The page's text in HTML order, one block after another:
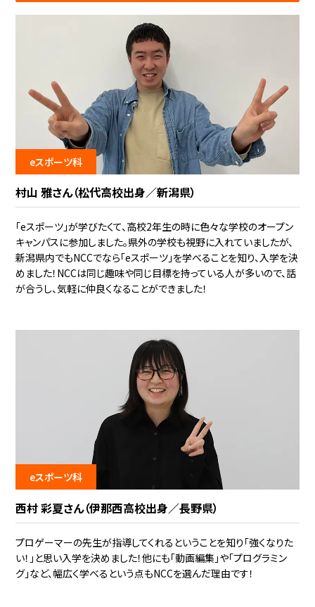
eスポーツ科
村山 雅さん（松代高校出身／新潟県）
「eスポーツ」が学びたくて、高校2年生の時に色々な学校のオープン
キャンパスに参加しました。県外の学校も視野に入れていましたが、
新潟県内でもNCCでなら「eスポーツ」を学べることを知り、入学を決
めました！NCCは同じ趣味や同じ目標を持っている人が多いので、話
が合うし、気軽に仲良くなることができました！
eスポーツ科
西村 彩夏さん（伊那西高校出身／長野県）
プロゲーマーの先生が指導してくれるということを知り「強くなりた
い！」と思い入学を決めました！他にも「動画編集」や「プログラミン
グ」など、幅広く学べるという点もNCCを選んだ理由です！